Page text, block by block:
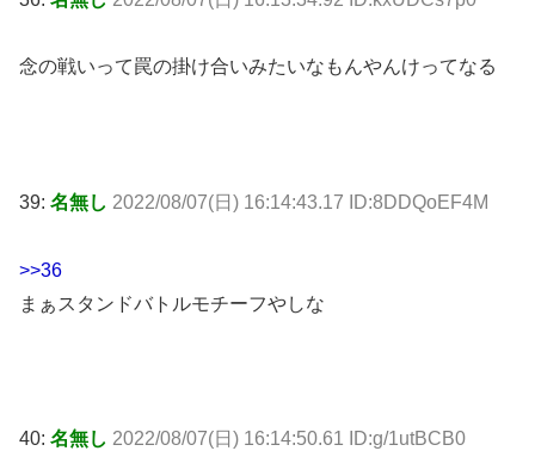
念の戦いって罠の掛け合いみたいなもんやんけってなる
39: 名無し 2022/08/07(日) 16:14:43.17 ID:8DDQoEF4M
>>36
まぁスタンドバトルモチーフやしな
40: 名無し 2022/08/07(日) 16:14:50.61 ID:g/1utBCB0